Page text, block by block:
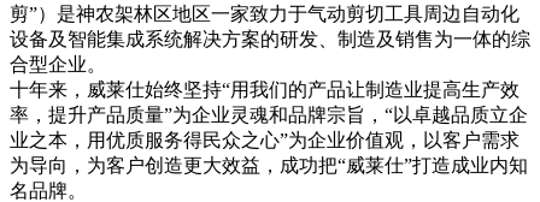
剪”）是神农架林区地区一家致力于气动剪切工具周边自动化
设备及智能集成系统解决方案的研发、制造及销售为一体的综
合型企业。
十年来，威莱仕始终坚持“用我们的产品让制造业提高生产效
率，提升产品质量”为企业灵魂和品牌宗旨，“以卓越品质立企
业之本，用优质服务得民众之心”为企业价值观，以客户需求
为导向，为客户创造更大效益，成功把“威莱仕”打造成业内知
名品牌。